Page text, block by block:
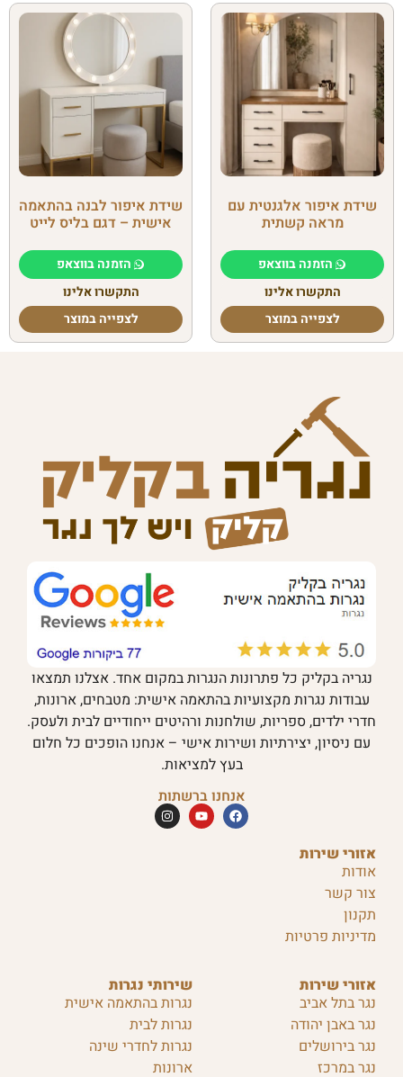
שידת איפור אלגנטית עם
מראה קשתית
הזמנה בווצאפ
התקשרו אלינו
לצפייה במוצר
שידת איפור לבנה בהתאמה
אישית – דגם בליס לייט
הזמנה בווצאפ
התקשרו אלינו
לצפייה במוצר
שירותי נגרות
נגרות בהתאמה אישית
נגרות לבית
נגרות לחדרי שינה
ארונות
אזורי שירות
נגר בתל אביב
נגר באבן יהודה
נגר בירושלים
נגר במרכז
אזורי שירות
אודות
צור קשר
תקנון
מדיניות פרטיות
נגריה בקליק כל פתרונות הנגרות במקום אחד. אצלנו תמצאו
עבודות נגרות מקצועיות בהתאמה אישית: מטבחים, ארונות,
חדרי ילדים, ספריות, שולחנות ורהיטים ייחודיים לבית ולעסק.
עם ניסיון, יצירתיות ושירות אישי – אנחנו הופכים כל חלום
בעץ למציאות.
אנחנו ברשתות